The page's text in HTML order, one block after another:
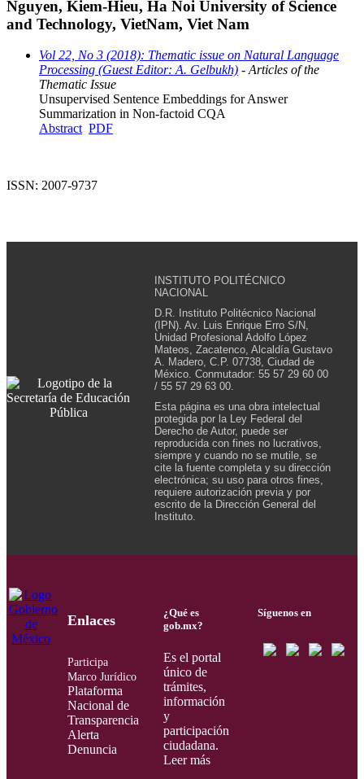
Nguyen, Kiem-Hieu, Ha Noi University of Science
and Technology, VietNam, Viet Nam
Vol 22, No 3 (2018): Thematic issue on Natural Language
Processing (Guest Editor: A. Gelbukh) - Articles of the
Thematic Issue
Unsupervised Sentence Embeddings for Answer
Summarization in Non-factoid CQA
Abstract PDF
ISSN: 2007-9737
INSTITUTO POLITÉCNICO
NACIONAL
D.R. Instituto Politécnico Nacional
(IPN). Av. Luis Enrique Erro S/N,
Unidad Profesional Adolfo López
Mateos, Zacatenco, Alcaldía Gustavo
A. Madero, C.P. 07738, Ciudad de
México. Conmutador: 55 57 29 60 00
/ 55 57 29 63 00.
Esta página es una obra intelectual
protegida por la Ley Federal del
Derecho de Autor, puede ser
reproducida con fines no lucrativos,
siempre y cuando no se mutile, se
cite la fuente completa y su dirección
electrónica; su uso para otros fines,
requiere autorización previa y por
escrito de la Dirección General del
Instituto.
Enlaces
Participa
Marco Jurídico
Plataforma
Nacional de
Transparencia
Alerta
Denuncia
¿Qué es
gob.mx?
Es el portal
único de
trámites,
información
y
participación
ciudadana.
Leer más
Síguenos en